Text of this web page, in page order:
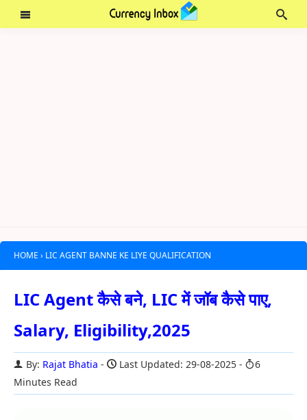
HOME › LIC AGENT BANNE KE LIYE QUALIFICATION
LIC Agent कैसे बने, LIC में जॉब कैसे पाए,
Salary, Eligibility,2025
By: Rajat Bhatia Last Updated: 29-08-2025
6
Minutes Read